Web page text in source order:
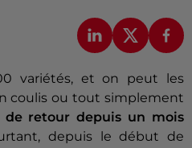
variétés, et on peut les
coulis ou tout simplement
de retour depuis un mois
depuis le début de